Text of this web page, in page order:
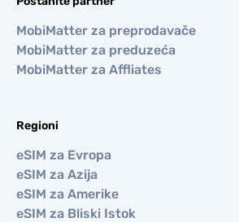
MobiMatter za preprodavače
MobiMatter za preduzeća
MobiMatter za Affliates
Regioni
eSIM za Evropa
eSIM za Azija
eSIM za Amerike
eSIM za Bliski Istok